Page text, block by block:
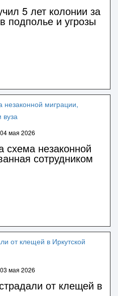
5 лет колонии за
подполье и угрозы
04 мая 2026
схема незаконной
сотрудником
03 мая 2026
от клещей в